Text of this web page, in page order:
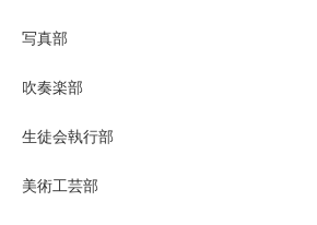
写真部
吹奏楽部
生徒会執行部
美術工芸部